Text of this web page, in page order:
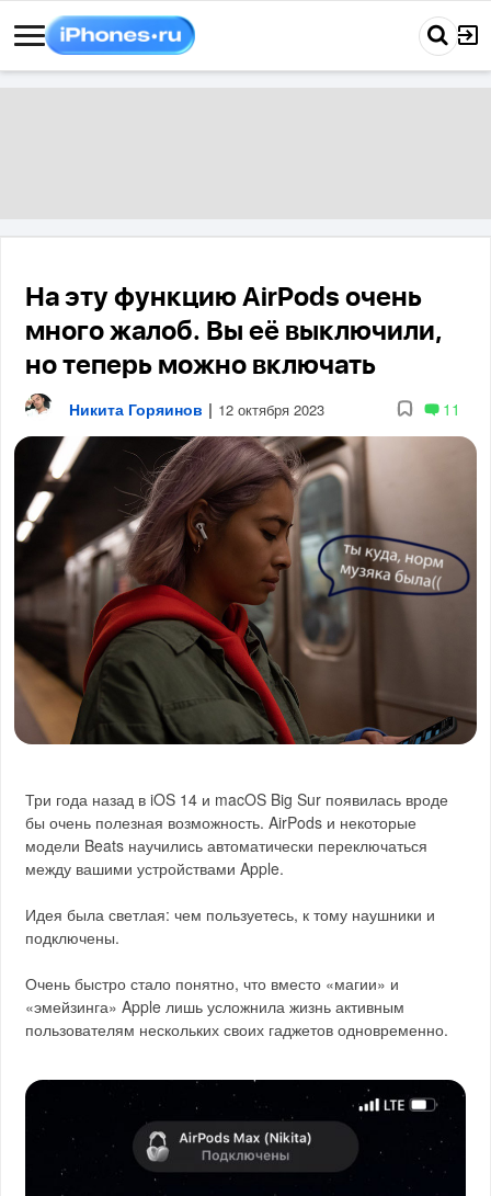
На эту функцию AirPods очень
много жалоб. Вы её выключили,
но теперь можно включать
Никита Горяинов | 12 октября 2023 11
Три года назад в iOS 14 и macOS Big Sur появилась вроде
бы очень полезная возможность. AirPods и некоторые
модели Beats научились автоматически переключаться
между вашими устройствами Apple.
Идея была светлая: чем пользуетесь, к тому наушники и
подключены.
Очень быстро стало понятно, что вместо «магии» и
«эмейзинга» Apple лишь усложнила жизнь активным
пользователям нескольких своих гаджетов одновременно.